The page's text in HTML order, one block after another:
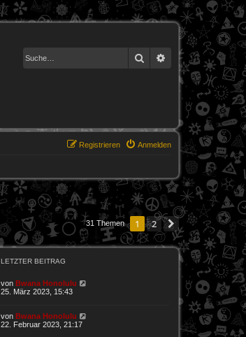
Suche Erweiterte Suche
Anmelden
Registrieren
31 Themen 1 2 Nächste
LETZTER BEITRAG
von Bwana Honolulu
25. März 2023, 15:43
von Bwana Honolulu
22. Februar 2023, 21:17